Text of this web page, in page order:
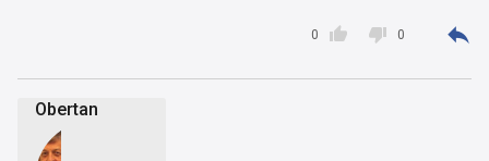

0  0 
Obertan